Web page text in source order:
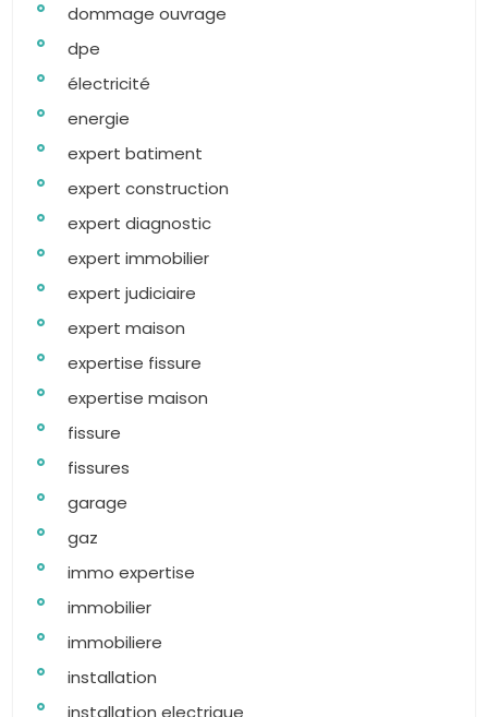
dommage ouvrage
dpe
électricité
energie
expert batiment
expert construction
expert diagnostic
expert immobilier
expert judiciaire
expert maison
expertise fissure
expertise maison
fissure
fissures
garage
gaz
immo expertise
immobilier
immobiliere
installation
installation electrique